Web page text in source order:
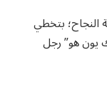
بتخطي
يون هو” رجل